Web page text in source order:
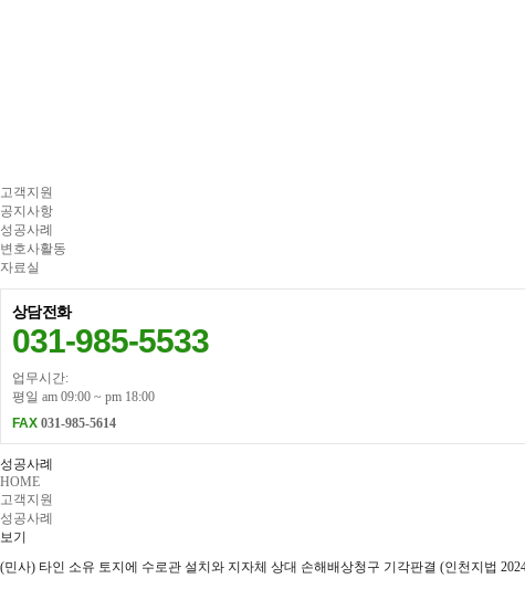
고객지원
공지사항
성공사례
변호사활동
자료실
상담전화
031-985-5533
업무시간:
평일 am 09:00 ~ pm 18:00
FAX 031-985-5614
성공사례
HOME
고객지원
성공사례
보기
(민사) 타인 소유 토지에 수로관 설치와 지자체 상대 손해배상청구 기각판결 (인천지법